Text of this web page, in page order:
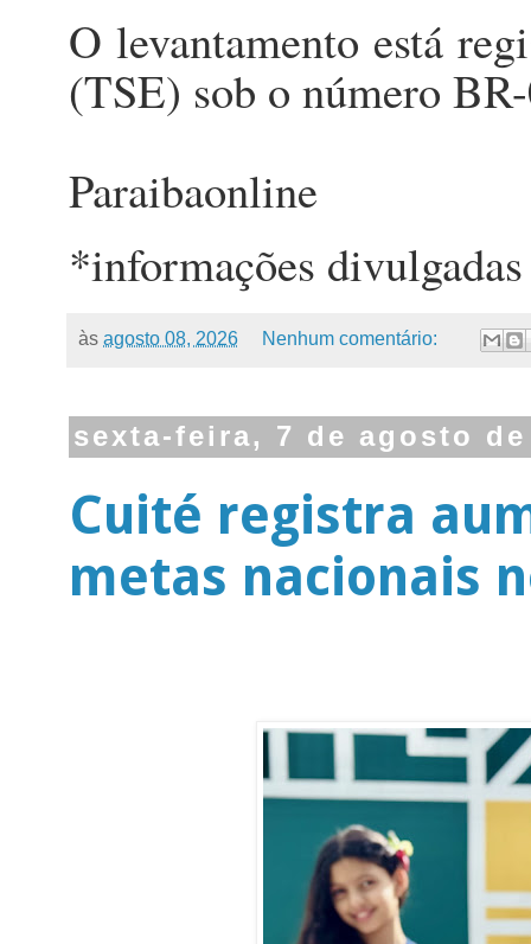
O levantamento está
(TSE) sob o número
Paraibaonline
*informações
às agosto 08, 2026 Nenhum comentário:
sexta-feira, 7 de agosto de
Cuité registra
metas nacionais